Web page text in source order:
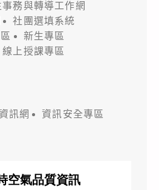
事務與轉導工作網
社團選填系統
新生專區
線上授課專區
訊網
資訊安全專區